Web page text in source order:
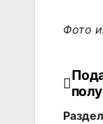
Фото
по